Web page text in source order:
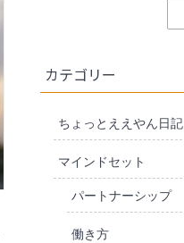
カテゴリー
ちょっとええやん日記
マインドセット
パートナーシップ
働き方